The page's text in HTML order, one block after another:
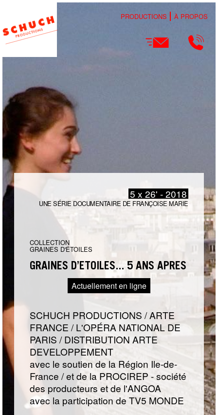
PRODUCTIONS À PROPOS
5 x 26' - 2018
UNE SÉRIE DOCUMENTAIRE DE FRANÇOISE MARIE
COLLECTION
GRAINES D'ÉTOILES
GRAINES D’ÉTOILES... 5 ANS APRÈS
Actuellement en ligne
SCHUCH PRODUCTIONS / ARTE
FRANCE / L'OPÉRA NATIONAL DE
PARIS / DISTRIBUTION ARTE
DEVELOPPEMENT
avec le soutien de la Région Ile-de-
France / et de la PROCIREP - société
des producteurs et de l'ANGOA
avec la participation de TV5 MONDE